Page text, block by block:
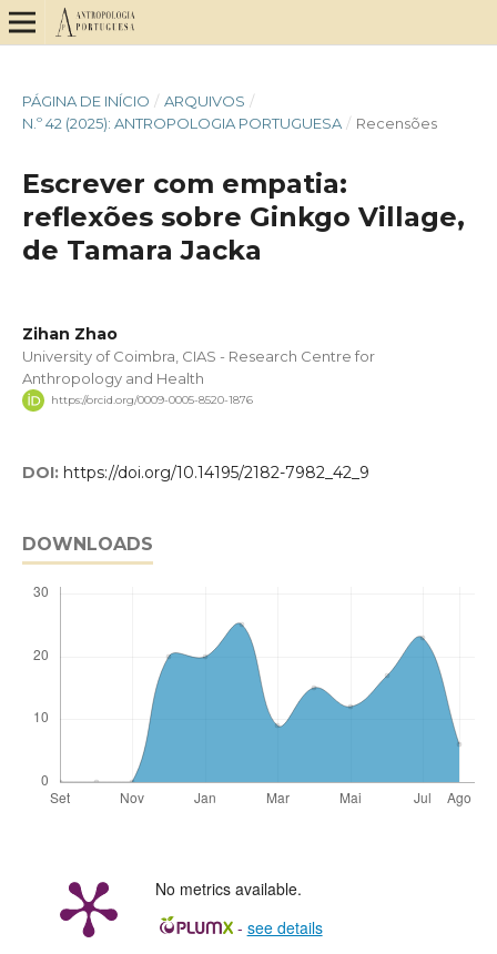
PÁGINA DE INÍCIO / ARQUIVOS /
N.º 42 (2025): ANTROPOLOGIA PORTUGUESA / Recensões
Escrever com empatia:
reflexões sobre Ginkgo Village,
de Tamara Jacka
Zihan Zhao
University of Coimbra, CIAS - Research Centre for
Anthropology and Health
https://orcid.org/0009-0005-8520-1876
DOI: https://doi.org/10.14195/2182-7982_42_9
DOWNLOADS
No metrics available.
- see details